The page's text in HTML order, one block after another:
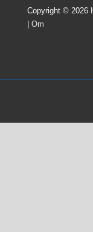
Copyright © 2026
| Om